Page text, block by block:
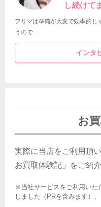
し続けて
フリマは準備が大変で効率的じ
うので…
インタ
お
実際に当店をご利用頂
お買取体験記」をご紹
※当社サービスをご利用いた
しました（PRを含みます）。